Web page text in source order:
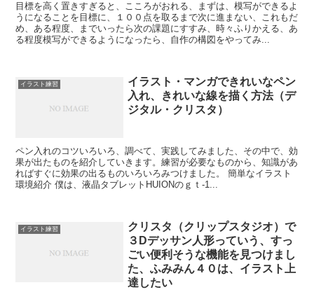
目標を高く置きすぎると、こころがおれる、まずは、模写ができるよ
うになることを目標に、１００点を取るまで次に進まない、これもだ
め、ある程度、までいったら次の課題にすすみ、時々ふりかえる、あ
る程度模写ができるようになったら、自作の構図をやってみ...
イラスト練習
イラスト・マンガできれいなペン
入れ、きれいな線を描く方法（デ
ジタル・クリスタ）
ペン入れのコツいろいろ、調べて、実践してみました、その中で、効
果が出たものを紹介していきます。練習が必要なものから、知識があ
ればすぐに効果の出るものいろいろみつけました。 簡単なイラスト
環境紹介 僕は、液晶タブレットHUIONのｇｔ-1...
イラスト練習
クリスタ（クリップスタジオ）で
３Dデッサン人形っていう、すっ
ごい便利そうな機能を見つけまし
た、ふみみん４０は、イラスト上
達したい